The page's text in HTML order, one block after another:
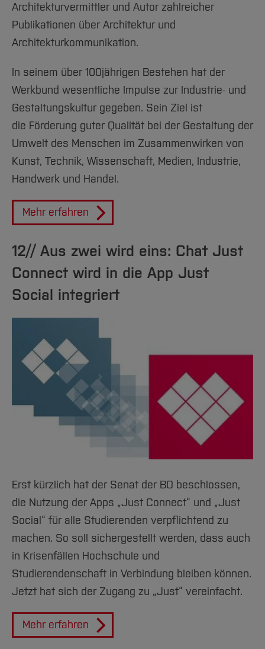
Architekturvermittler und Autor zahlreicher
Publikationen über Architektur und
Architekturkommunikation.
In seinem über 100jährigen Bestehen hat der
Werkbund wesentliche Impulse zur Industrie- und
Gestaltungskultur gegeben. Sein Ziel ist
die Förderung guter Qualität bei der Gestaltung der
Umwelt des Menschen im Zusammenwirken von
Kunst, Technik, Wissenschaft, Medien, Industrie,
Handwerk und Handel.
Mehr erfahren
12// Aus zwei wird eins: Chat Just
Connect wird in die App Just
Social integriert
Erst kürzlich hat der Senat der BO beschlossen,
die Nutzung der Apps „Just Connect“ und „Just
Social“ für alle Studierenden verpflichtend zu
machen. So soll sichergestellt werden, dass auch
in Krisenfällen Hochschule und
Studierendenschaft in Verbindung bleiben können.
Jetzt hat sich der Zugang zu „Just“ vereinfacht.
Mehr erfahren